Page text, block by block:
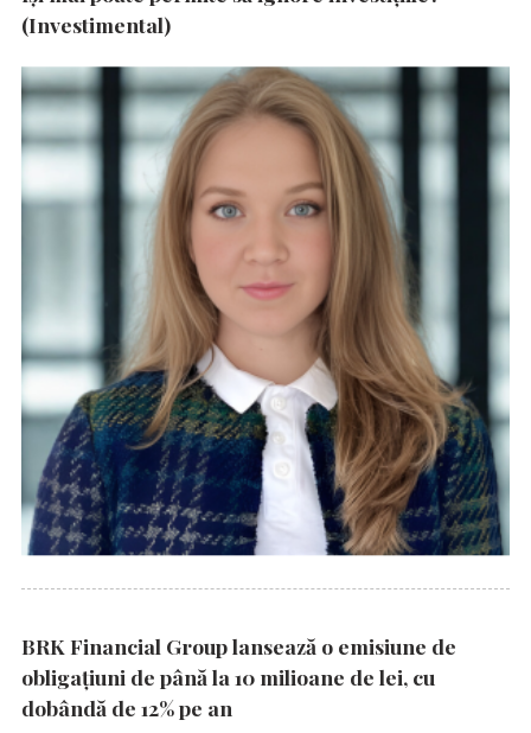
(Investimental)
BRK Financial Group lansează o emisiune de
obligațiuni de până la 10 milioane de lei, cu
dobândă de 12% pe an